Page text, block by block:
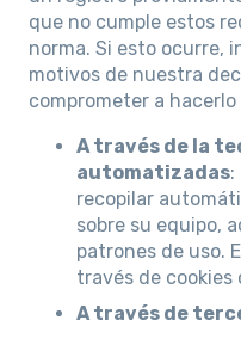
que no cumple estos
norma. Si esto ocurre,
motivos de nuestra
comprometer a
A través de la
automatizadas:
recopilar
sobre su equipo,
patrones de uso.
través de cookies
A través de